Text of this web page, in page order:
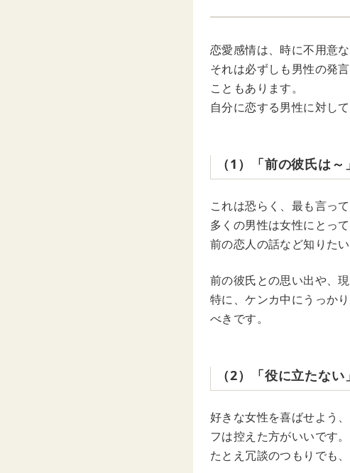
恋愛感情は、時に不用意
それは必ずしも男性の発
こともあります。
自分に恋する男性に対し
（1）「前の彼氏は～」
これは恐らく、最も言っ
多くの男性は女性にとっ
前の恋人の話など知りた
前の彼氏との思い出や、
特に、ケンカ中にうっか
べきです。
（2）「役に立たない
好きな女性を喜ばせよう
フは控えた方がいいです。
たとえ冗談のつもりでも